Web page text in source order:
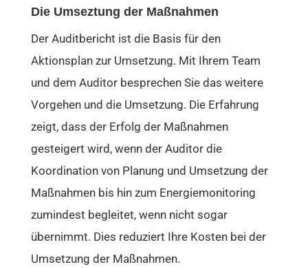
Die Umseztung der Maßnahmen
Der Auditbericht ist die Basis für den
Aktionsplan zur Umsetzung. Mit Ihrem Team
und dem Auditor besprechen Sie das weitere
Vorgehen und die Umsetzung. Die Erfahrung
zeigt, dass der Erfolg der Maßnahmen
gesteigert wird, wenn der Auditor die
Koordination von Planung und Umsetzung der
Maßnahmen bis hin zum Energiemonitoring
zumindest begleitet, wenn nicht sogar
übernimmt. Dies reduziert Ihre Kosten bei der
Umsetzung der Maßnahmen.